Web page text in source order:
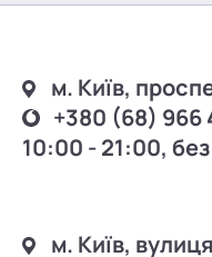
м. Київ,
+380 (68) 966
10:00 - 21:00,
м. Київ,